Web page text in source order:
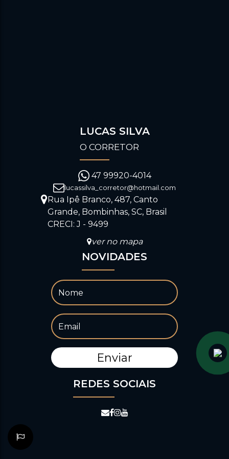
LUCAS SILVA
O CORRETOR
47 99920-4014
lucassilva_corretor@hotmail.com
Rua Ipê Branco, 487, Canto
Grande, Bombinhas, SC, Brasil
CRECI: J - 9499
ver no mapa
NOVIDADES
REDES SOCIAIS